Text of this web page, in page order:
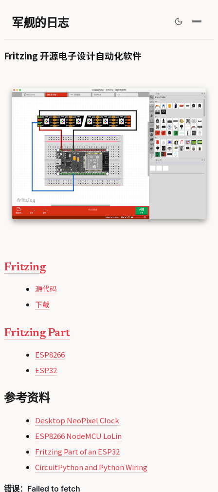
军舰的日志
Fritzing 开源电子设计自动化软件
Fritzing
源代码
下载
Fritzing Part
ESP8266
ESP32
参考资料
Desktop NeoPixel Clock
ESP8266 NodeMCU LoLin
Fritzing Part of an ESP32
CircuitPython and Python Wiring